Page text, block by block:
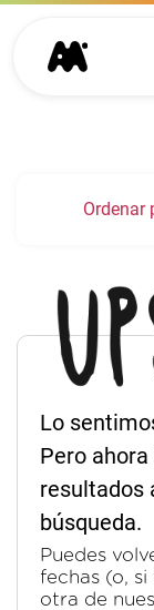
Ordenar
Lo
Pero
resultados
búsqueda.
Puedes
fechas (o,
otra de